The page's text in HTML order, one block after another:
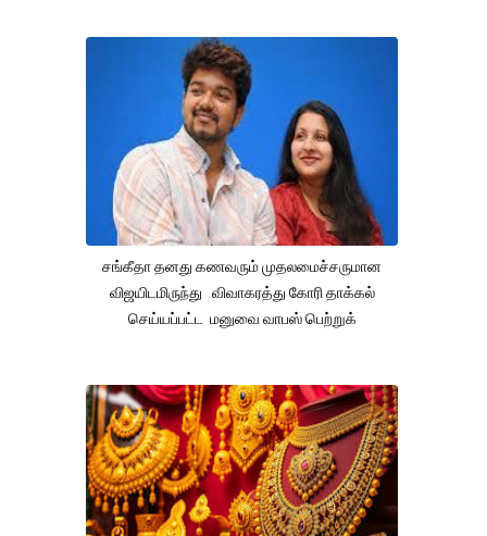
சங்கீதா தனது கணவரும் முதலமைச்சருமான
விஜயிடமிருந்து விவாகரத்து கோரி தாக்கல்
செய்யப்பட்ட மனுவை வாபஸ் பெற்றுக்